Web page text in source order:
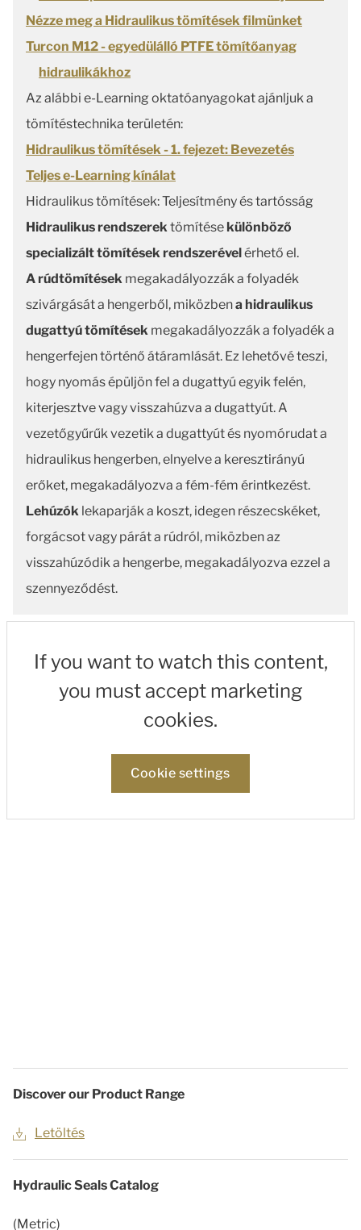
Nézze meg a Hidraulikus tömítések filmünket
Turcon M12 - egyedülálló PTFE tömítőanyag
hidraulikákhoz
Az alábbi e-Learning oktatóanyagokat ajánljuk a
tömítéstechnika területén:
Hidraulikus tömítések - 1. fejezet: Bevezetés
Teljes e-Learning kínálat
Hidraulikus tömítések: Teljesítmény és tartósság
Hidraulikus rendszerektömítése különböző
specializált tömítések rendszerévelérhető el.
A rúdtömítések megakadályozzák a folyadék
szivárgását a hengerből, miközbena hidraulikus
dugattyú tömítések megakadályozzák a folyadék a
hengerfejen történő átáramlását. Ez lehetővé teszi,
hogy nyomás épüljön fel a dugattyú egyik felén,
kiterjesztve vagy visszahúzva a dugattyút. A
vezetőgyűrűk vezetik a dugattyút és nyomórudat a
hidraulikus hengerben, elnyelve a keresztirányú
erőket, megakadályozva a fém-fém érintkezést.
Lehúzók lekaparják a koszt, idegen részecskéket,
forgácsot vagy párát a rúdról, miközben az
visszahúzódik a hengerbe, megakadályozva ezzel a
szennyeződést.
If you want to watch this content,
you must accept marketing
cookies.
Cookie settings
Discover our Product Range
Letöltés
Hydraulic Seals Catalog
(Metric)